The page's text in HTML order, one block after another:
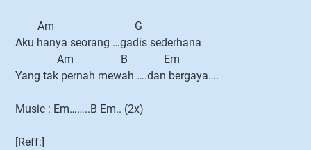
Am G
Aku hanya seorang …gadis sederhana
Am B Em
Yang tak pernah mewah ….dan bergaya….
Music : Em……..B Em.. (2x)
[Reff:]